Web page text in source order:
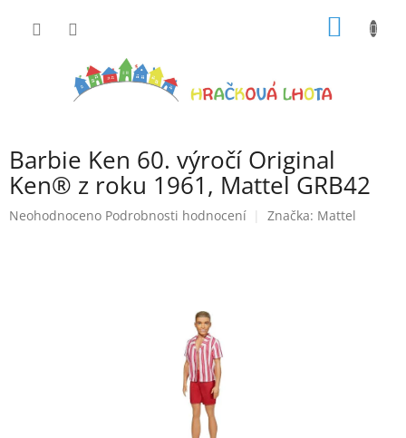
Barbie Ken 60. výročí Original
Ken® z roku 1961, Mattel GRB42
Průměrné
Neohodnoceno Podrobnosti hodnocení Značka: Mattel